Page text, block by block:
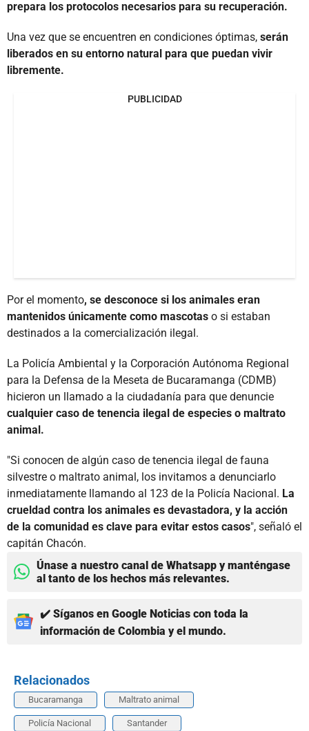
prepara los protocolos necesarios para su recuperación.
Una vez que se encuentren en condiciones óptimas, serán
liberados en su entorno natural para que puedan vivir
libremente.
PUBLICIDAD
Por el momento, se desconoce si los animales eran
mantenidos únicamente como mascotas o si estaban
destinados a la comercialización ilegal.
La Policía Ambiental y la Corporación Autónoma Regional
para la Defensa de la Meseta de Bucaramanga (CDMB)
hicieron un llamado a la ciudadanía para que denuncie
cualquier caso de tenencia ilegal de especies o maltrato
animal.
"Si conocen de algún caso de tenencia ilegal de fauna
silvestre o maltrato animal, los invitamos a denunciarlo
inmediatamente llamando al 123 de la Policía Nacional. La
crueldad contra los animales es devastadora, y la acción
de la comunidad es clave para evitar estos casos", señaló el
capitán Chacón.
Únase a nuestro canal de Whatsapp y manténgase
al tanto de los hechos más relevantes.
✔️ Síganos en Google Noticias con toda la
información de Colombia y el mundo.
Relacionados
Bucaramanga Maltrato animal
Policía Nacional Santander